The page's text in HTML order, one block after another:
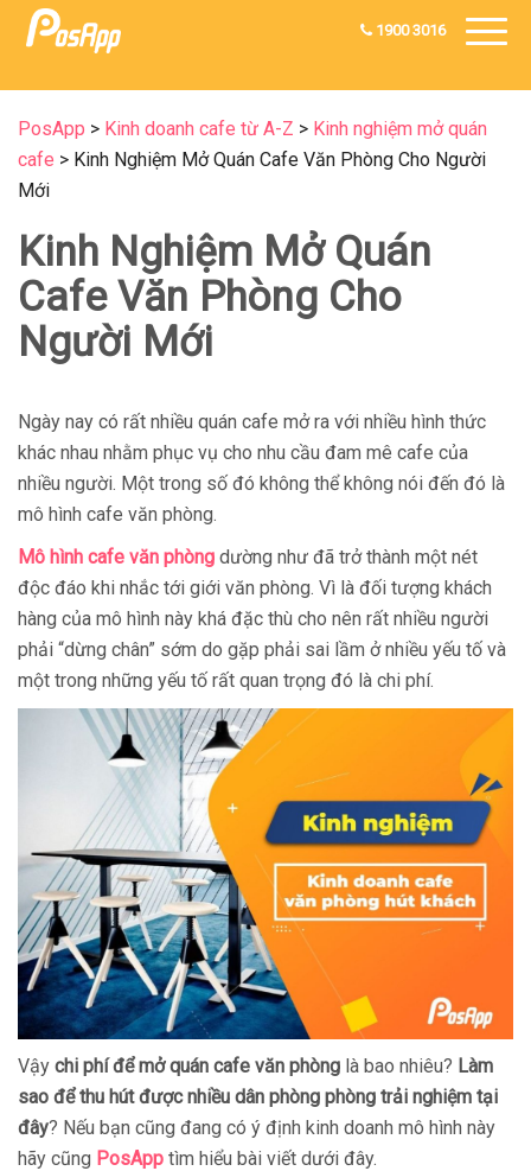
1900 3016
PosApp > Kinh doanh cafe từ A-Z > Kinh nghiệm mở quán
cafe > Kinh Nghiệm Mở Quán Cafe Văn Phòng Cho Người
Mới
Kinh Nghiệm Mở Quán
Cafe Văn Phòng Cho
Người Mới
Ngày nay có rất nhiều quán cafe mở ra với nhiều hình thức
khác nhau nhằm phục vụ cho nhu cầu đam mê cafe của
nhiều người. Một trong số đó không thể không nói đến đó là
mô hình cafe văn phòng.
Mô hình cafe văn phòng dường như đã trở thành một nét
độc đáo khi nhắc tới giới văn phòng. Vì là đối tượng khách
hàng của mô hình này khá đặc thù cho nên rất nhiều người
phải “dừng chân” sớm do gặp phải sai lầm ở nhiều yếu tố và
một trong những yếu tố rất quan trọng đó là chi phí.
Vậy chi phí để mở quán cafe văn phòng là bao nhiêu? Làm
sao để thu hút được nhiều dân phòng phòng trải nghiệm tại
đây? Nếu bạn cũng đang có ý định kinh doanh mô hình này
hãy cũng PosApp tìm hiểu bài viết dưới đây.